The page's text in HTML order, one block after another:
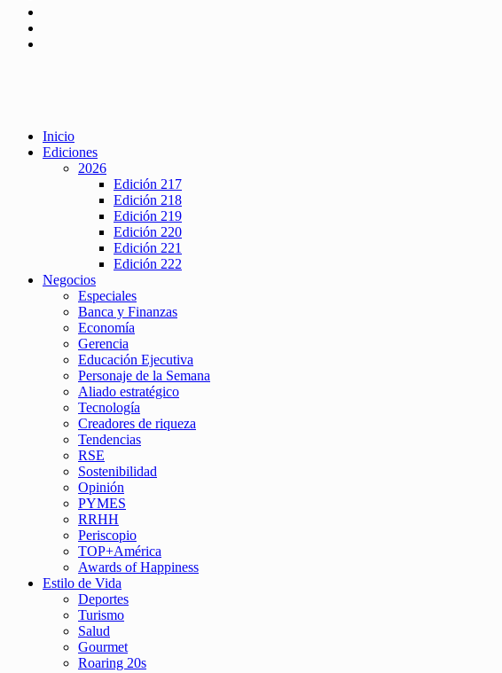
Inicio
Ediciones
2026
Edición 217
Edición 218
Edición 219
Edición 220
Edición 221
Edición 222
Negocios
Especiales
Banca y Finanzas
Economía
Gerencia
Educación Ejecutiva
Personaje de la Semana
Aliado estratégico
Tecnología
Creadores de riqueza
Tendencias
RSE
Sostenibilidad
Opinión
PYMES
RRHH
Periscopio
TOP+América
Awards of Happiness
Estilo de Vida
Deportes
Turismo
Salud
Gourmet
Roaring 20s